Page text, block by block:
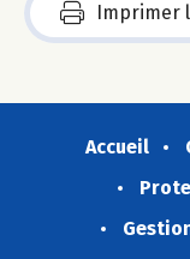
Imprimer
Accueil